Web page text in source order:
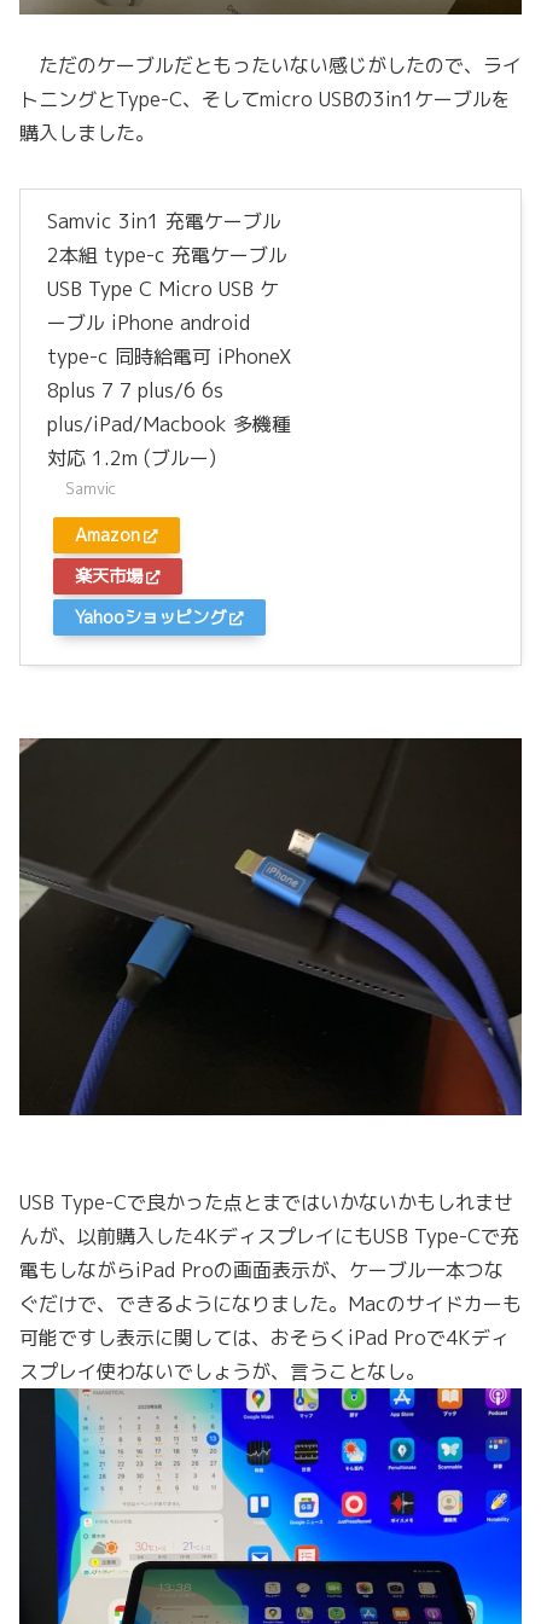
ただのケーブルだともったいない感じがしたので、ライ
トニングとType-C、そしてmicro USBの3in1ケーブルを
購入しました。
Samvic 3in1 充電ケーブル
2本組 type-c 充電ケーブル
USB Type C Micro USB ケ
ーブル iPhone android
type-c 同時給電可 iPhoneX
8plus 7 7 plus/6 6s
plus/iPad/Macbook 多機種
対応 1.2m (ブルー)
Samvic
Amazon
楽天市場
Yahooショッピング
USB Type-Cで良かった点とまではいかないかもしれませ
んが、以前購入した4KディスプレイにもUSB Type-Cで充
電もしながらiPad Proの画面表示が、ケーブル一本つな
ぐだけで、できるようになりました。Macのサイドカーも
可能ですし表示に関しては、おそらくiPad Proで4Kディ
スプレイ使わないでしょうが、言うことなし。